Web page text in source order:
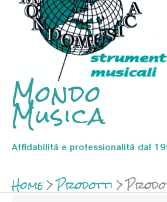
Mondo
Musica
Affidabilità e professionalità dal
Home Prodotti